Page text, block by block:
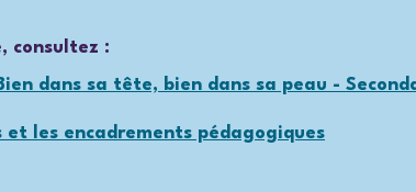
consultez :
dans sa tête, bien dans sa peau -
et les encadrements pédagogiques